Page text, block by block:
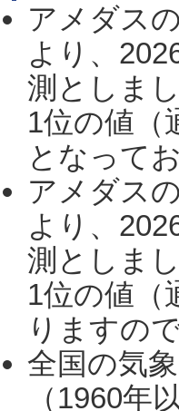
アメダス
より、
測としま
1位の値（
となって
アメダス
より、
測としま
1位の値（
りますの
全国の気
（1960年